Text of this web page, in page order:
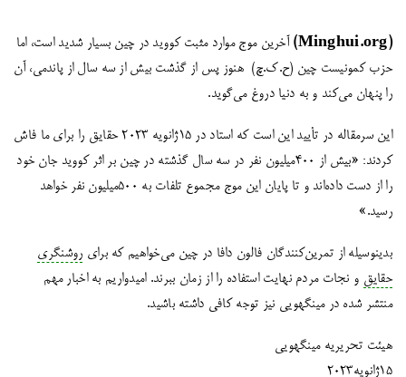
(
Minghui.org
)آخرین موج موارد مثبت کووید در چین بسیار شدید است، اما
حزب کمونیست چین (ح‌.ک.چ) هنوز پس از گذشت بیش از سه سال از پاندمی، آن
را پنهان می‌کند و به دنیا دروغ می‌گوید.
این سرمقاله در تأیید این است که استاد در 1۵ژانویه 2023 حقایق را برای ما فاش
کردند: «بیش از 400میلیون نفر در سه سال گذشته در چین بر اثر کووید جان خود
را از دست داده‌اند و تا پایان این موج مجموع تلفات به 500میلیون نفر خواهد
رسید.»
بدینوسیله از تمرین‌کنندگان فالون دافا در چین می‌خواهیم که برای روشنگری
حقایق و نجات مردم نهایت استفاده را از زمان ببرند. امیدواریم به اخبار مهم
منتشر شده در مینگهویی نیز توجه کافی داشته باشید.
هیئت تحریریه مینگهویی
1۵ژانویه2023